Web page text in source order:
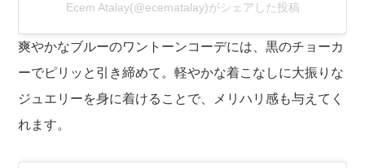
Ecem Atalay(@ecematalay)がシェアした投稿
爽やかなブルーのワントーンコーデには、黒のチョーカ
ーでピリッと引き締めて。軽やかな着こなしに大振りな
ジュエリーを身に着けることで、メリハリ感も与えてく
れます。